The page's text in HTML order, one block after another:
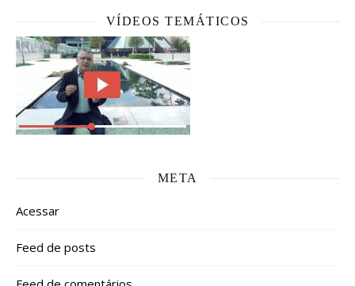
VÍDEOS TEMÁTICOS
META
Acessar
Feed de posts